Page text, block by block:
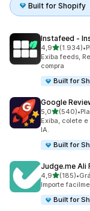
Built for Shopify
Instafeed ‑
4,9de 5(1.934)
1934 •
Exiba feeds,
compra
Built for
Google
5,0de 5(540)
540 •
Exiba, colete
IA.
Built for
Judge.me Ali
4,9de 5(185)
185 avaliações
•
Importe
Built for